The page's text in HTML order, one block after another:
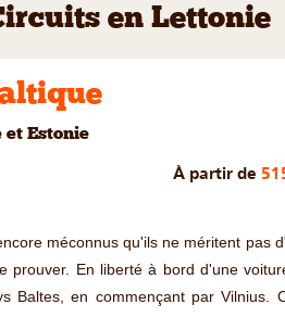
en Lettonie
et Estonie
À partir de
méconnus qu'ils ne méritent pas
prouver. En liberté à bord d'une
Baltes, en commençant par Vilnius.